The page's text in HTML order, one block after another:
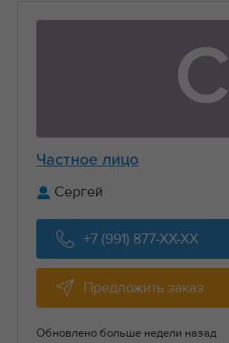
С
Частное лицо
Сергей
+7 (991) 877-XX-XX
Предложить заказ
Обновлено больше недели назад